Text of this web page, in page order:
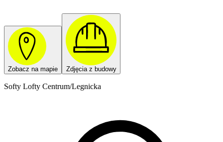
Zobacz na mapie Zdjęcia z budowy
Softy Lofty Centrum/Legnicka